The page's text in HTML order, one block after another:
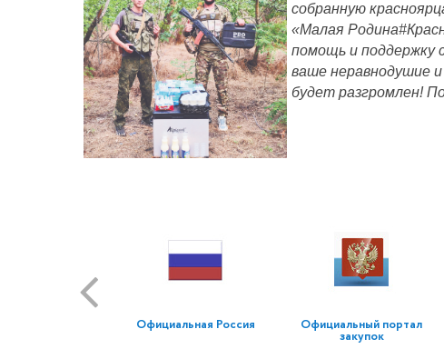
собранную
«Малая
помощь и поддержку
ваше неравнодушие
будет разгромлен!
Официальная Россия Официальный портал
закупок